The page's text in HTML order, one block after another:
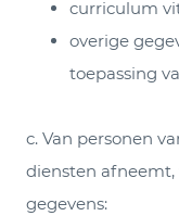
curriculum
overige
toepassing
c. Van personen
diensten
gegevens: